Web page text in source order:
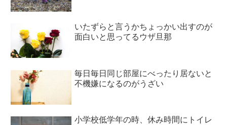
いたずらと言うかちょっかい出すのが
面白いと思ってるウザ旦那
毎日毎日同じ部屋にべったり居ないと
不機嫌になるのがうざい
小学校低学年の時、休み時間にトイレ